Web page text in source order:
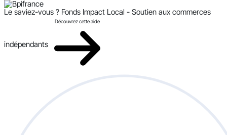
Le saviez-vous ? Fonds Impact Local - Soutien aux commerces
indépendants
Découvrez cette aide